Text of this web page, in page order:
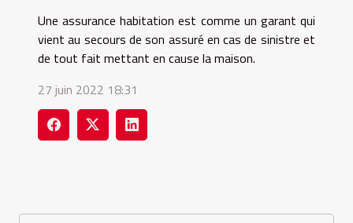
Une assurance habitation est comme un garant qui
vient au secours de son assuré en cas de sinistre et
de tout fait mettant en cause la maison.
27 juin 2022 18:31